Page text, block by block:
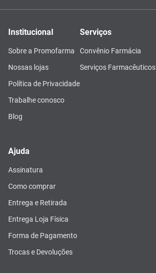
Institucional
Sobre a Promofarma
Nossas lojas
Política de Privacidade
Trabalhe conosco
Blog
Serviços
Convênio Farmácia
Serviços Farmacêuticos
Ajuda
Assinatura
Como comprar
Entrega e Retirada
Entrega Loja Física
Forma de Pagamento
Trocas e Devoluções